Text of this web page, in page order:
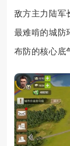
敌方主力陆军
最难啃的城防
布防的核心底